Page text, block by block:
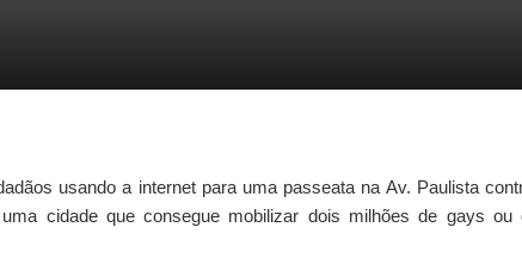
usando a internetpara uma passeata na Av. Paulista
cidade que consegue mobilizar dois milhões de gays ou